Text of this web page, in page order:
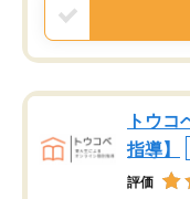
トウ
指導】
評価